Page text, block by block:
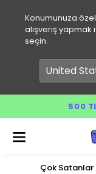
Konumunuza
alışveriş
seçin.
500
Çok Satanlar